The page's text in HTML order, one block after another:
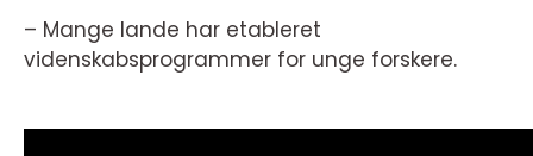
– Mange lande har etableret
videnskabsprogrammer for unge forskere.